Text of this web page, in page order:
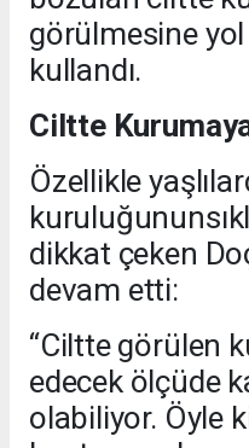
görülmesine yol
kullandı.
Ciltte
Özellikle
dikkat çeken
devam etti:
“Ciltte görülen
edecek ölçüde
olabiliyor. Öyle